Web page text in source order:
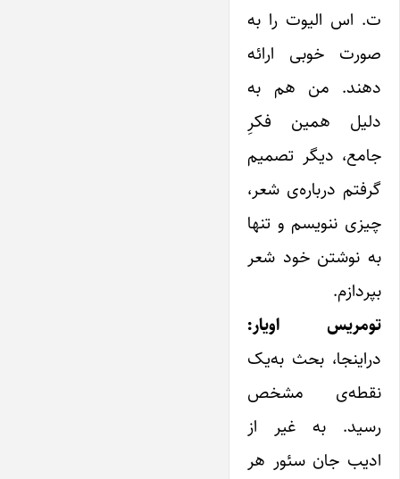
ت. اس الیوت را به
صورت خوبی ارائه
دهند. من هم به
دلیل همین فکرِ
جامع، دیگر تصمیم
گرفتم درباره‌ی شعر،
چیزی ننویسم و تنها
به نوشتن خود شعر
بپردازم.
تومریس اویار:
در‌اینجا، بحث به‌یک
نقطه‌ی مشخص
رسید. به غیر از
ادیب جان سئور هر